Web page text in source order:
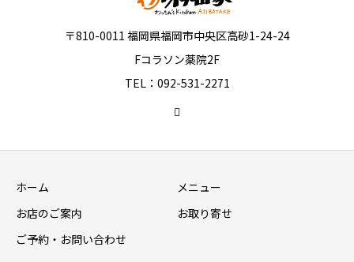
〒810-0011 福岡県福岡市中央区高砂1-24-24
Fコラソン薬院2F
TEL：092-531-2271
ホーム
メニュー
お店のご案内
お取り寄せ
ご予約・お問い合わせ